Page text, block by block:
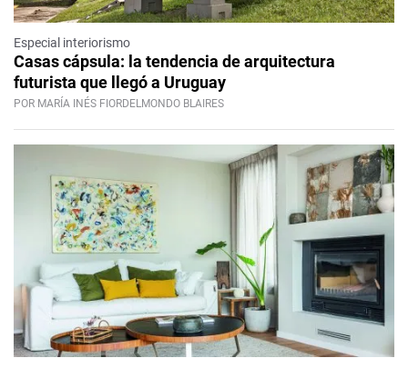
Especial interiorismo
Casas cápsula: la tendencia de arquitectura
futurista que llegó a Uruguay
POR MARÍA INÉS FIORDELMONDO BLAIRES